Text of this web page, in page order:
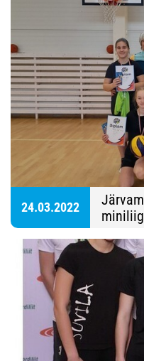
24.03.2022